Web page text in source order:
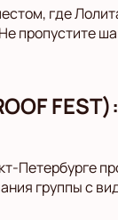
где
пропустите
Петербурге
группы с